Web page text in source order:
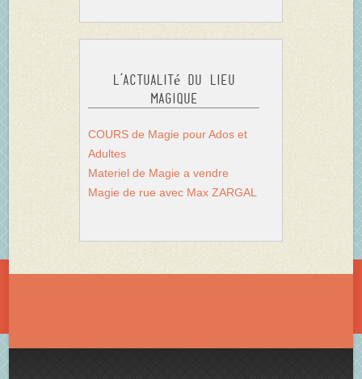
L’actualité du Lieu
Magique
COURS de Magie pour Ados et
Adultes
Materiel de Magie a vendre
Magie de rue avec Max ZARGAL